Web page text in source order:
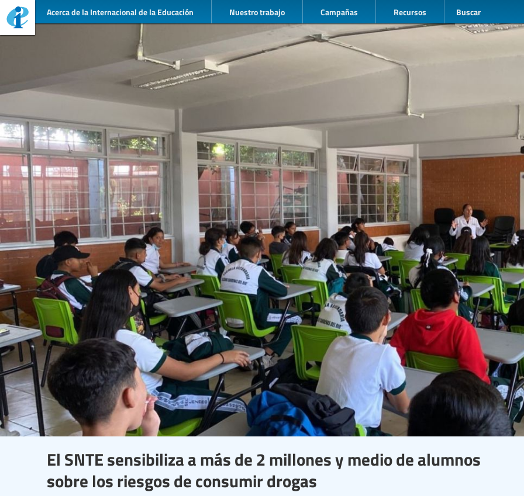
Acerca de la Internacional de la Educación Nuestro trabajo Campañas Recursos Buscar
El SNTE sensibiliza a más de 2 millones y medio de alumnos
sobre los riesgos de consumir drogas